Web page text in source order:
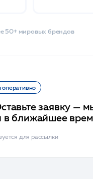
50+ мировых брендов
оперативно
заявку —
в ближайшее
для рассылки